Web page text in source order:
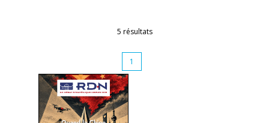
5 résultats
1